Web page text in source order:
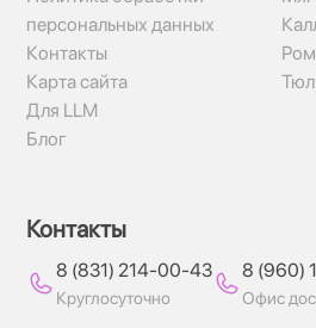
персональных данных
Контакты
Карта сайта
Для LLM
Блог
Контакты
8 (831) 214-00-43
Круглосуточно
8 (960)
Офис